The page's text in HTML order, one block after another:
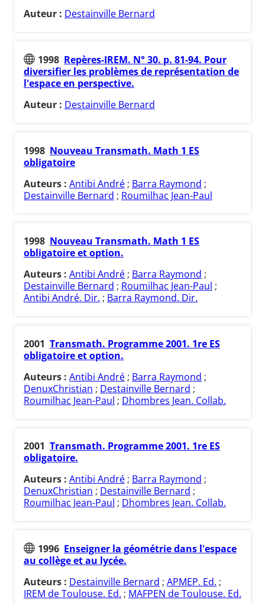
Auteur : Destainville Bernard
1998 Repères-IREM. N° 30. p. 81-94. Pour
diversifier les problèmes de représentation de
l'espace en perspective.
Auteur : Destainville Bernard
1998 Nouveau Transmath. Math 1 ES
obligatoire
Auteurs : Antibi André ; Barra Raymond ;
Destainville Bernard ; Roumilhac Jean-Paul
1998 Nouveau Transmath. Math 1 ES
obligatoire et option.
Auteurs : Antibi André ; Barra Raymond ;
Destainville Bernard ; Roumilhac Jean-Paul ;
Antibi André. Dir. ; Barra Raymond. Dir.
2001 Transmath. Programme 2001. 1re ES
obligatoire et option.
Auteurs : Antibi André ; Barra Raymond ;
DenuxChristian ; Destainville Bernard ;
Roumilhac Jean-Paul ; Dhombres Jean. Collab.
2001 Transmath. Programme 2001. 1re ES
obligatoire.
Auteurs : Antibi André ; Barra Raymond ;
DenuxChristian ; Destainville Bernard ;
Roumilhac Jean-Paul ; Dhombres Jean. Collab.
1996 Enseigner la géométrie dans l'espace
au collège et au lycée.
Auteurs : Destainville Bernard ; APMEP. Ed. ;
IREM de Toulouse. Ed. ; MAFPEN de Toulouse. Ed.